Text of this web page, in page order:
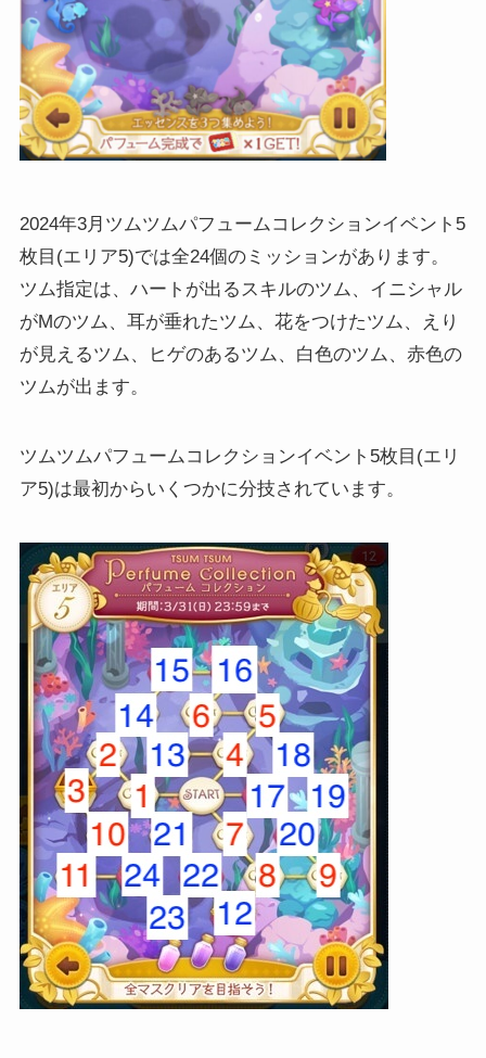
2024年3月ツムツムパフュームコレクションイベント5
枚目(エリア5)では全24個のミッションがあります。
ツム指定は、ハートが出るスキルのツム、イニシャル
がMのツム、耳が垂れたツム、花をつけたツム、えり
が見えるツム、ヒゲのあるツム、白色のツム、赤色の
ツムが出ます。
ツムツムパフュームコレクションイベント5枚目(エリ
ア5)は最初からいくつかに分技されています。